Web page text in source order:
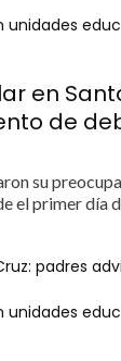
unidades
en
de
su
el primer
padres
unidades